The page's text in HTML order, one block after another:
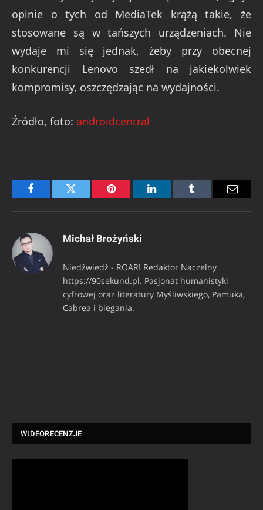
opinie o tych od MediaTek krążą takie, że
stosowane są w tańszych urządzeniach. Nie
wydaje mi się jednak, żeby przy obecnej
konkurencji Lenovo szedł na jakiekolwiek
kompromisy, oszczędzając na wydajności.
Źródło, foto: androidcentral
FacebookTwitter Pinterest LinkedInTumblr Email
Michał Brożyński
Niedźwiedź - ROAR! Redaktor Naczelny
https://90sekund.pl. Pasjonat humanistyki
cyfrowej oraz literatury Myśliwskiego, Pamuka,
Cabrea i biegania.
WIDEORECENZJE